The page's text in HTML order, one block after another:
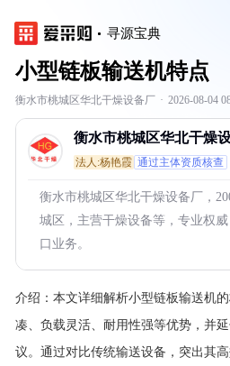
寻源宝典
小型链板输送机特点
衡水市桃城区华北干燥设备厂 · 2026-08-04
衡水市桃城区华北干燥
法人:杨艳霞 通过主体资质核查
衡水市桃城区华北干燥设备厂，
城区，主营干燥设备等，专业权
口业务。
介绍： 本文详细解析小型链板输送机
凑、负载灵活、耐用性强等优势，并
议。通过对比传统输送设备，突出其